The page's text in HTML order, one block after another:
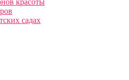
красоты
садах